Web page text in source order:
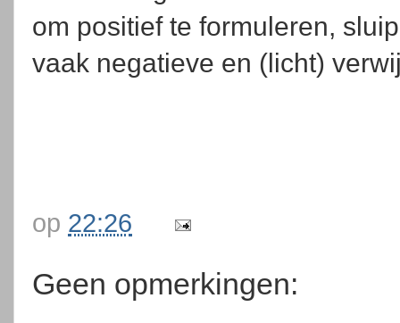
om positief te formuleren,
vaak negatieve en (licht)
op 22:26
Geen opmerkingen: